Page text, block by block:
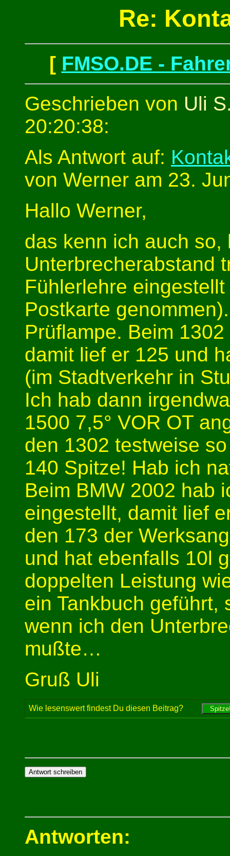
Re:
[ FMSO.DE -
Geschrieben von Uli
20:20:38:
Als Antwort auf:
von Werner am 23.
Hallo Werner,
das kenn ich auch
Unterbrecherabstand
Fühlerlehre
Postkarte
Prüflampe. Beim
damit lief er 125 und
(im Stadtverkehr in
Ich hab dann
1500 7,5° VOR OT
den 1302 testweise
140 Spitze! Hab ich
Beim BMW 2002 hab
eingestellt, damit lief
den 173 der
und hat ebenfalls 10l
doppelten Leistung
ein Tankbuch geführt,
wenn ich den
mußte…
Gruß Uli
Wie lesenswert findest Du diesen Beitrag?
Antworten: